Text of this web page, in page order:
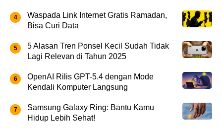
Waspada Link Internet Gratis Ramadan,
Bisa Curi Data
5 Alasan Tren Ponsel Kecil Sudah Tidak
Lagi Relevan di Tahun 2025
OpenAI Rilis GPT-5.4 dengan Mode
Kendali Komputer Langsung
Samsung Galaxy Ring: Bantu Kamu
Hidup Lebih Sehat!